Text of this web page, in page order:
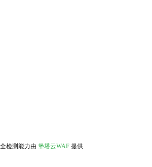
检测能力由 堡塔云WAF 提供